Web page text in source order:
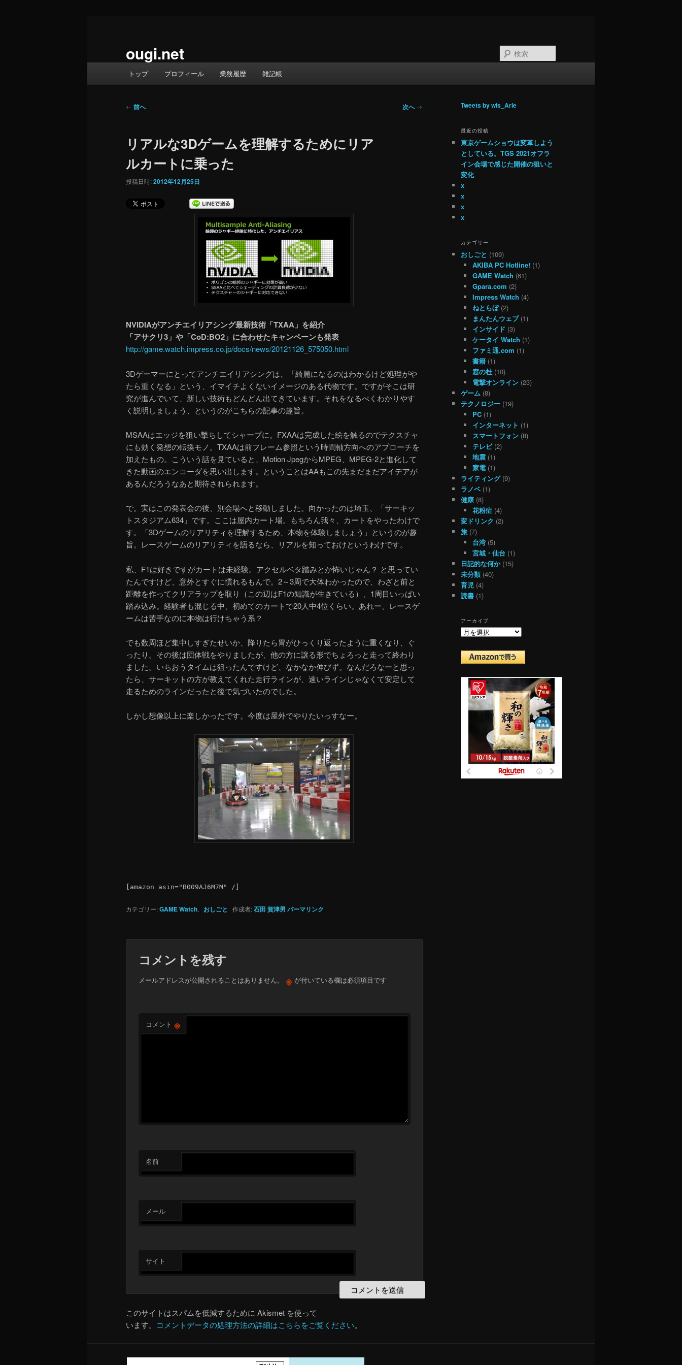
ougi.net
索
トップ プロフィール 業務履歴 雑記帳
投
ビ
ー
シ
ン
← 前へ 次へ→
リアルな3Dゲームを理解するためにリア
ルカートに乗った
投稿日時:2012年12月25日
NVIDIAがアンチエイリアシング最新技術「TXAA」を紹介
「アサクリ3」や「CoD:BO2」に合わせたキャンペーンも発表
http://game.watch.impress.co.jp/docs/news/20121126_575050.html
3Dゲーマーにとってアンチエイリアシングは、「綺麗になるのはわかるけど処理がや
たら重くなる」という、イマイチよくないイメージのある代物です。ですがそこは研
究が進んでいて、新しい技術もどんどん出てきています。それをなるべくわかりやす
く説明しましょう、というのがこちらの記事の趣旨。
MSAAはエッジを狙い撃ちしてシャープに。FXAAは完成した絵を触るのでテクスチャ
にも効く発想の転換モノ。TXAAは前フレーム参照という時間軸方向へのアプローチを
加えたもの。こういう話を見ていると、Motion JpegからMPEG、MPEG-2と進化して
きた動画のエンコーダを思い出します。ということはAAもこの先まだまだアイデアが
あるんだろうなあと期待されられます。
で。実はこの発表会の後、別会場へと移動しました。向かったのは埼玉、「サーキッ
トスタジアム634」です。ここは屋内カート場。もちろん我々、カートをやったわけで
す。「3Dゲームのリアリティを理解するため、本物を体験しましょう」というのが趣
旨。レースゲームのリアリティを語るなら、リアルを知っておけというわけです。
私、F1は好きですがカートは未経験。アクセルベタ踏みとか怖いじゃん？ と思ってい
たんですけど、意外とすぐに慣れるもんで。2～3周で大体わかったので、わざと前と
距離を作ってクリアラップを取り（この辺はF1の知識が生きている）、1周目いっぱい
踏み込み。経験者も混じる中、初めてのカートで20人中4位くらい。あれー、レースゲ
ームは苦手なのに本物は行けちゃう系？
でも数周ほど集中しすぎたせいか、降りたら胃がひっくり返ったように重くなり、ぐ
ったり。その後は団体戦をやりましたが、他の方に譲る形でちょろっと走って終わり
ました。いちおうタイムは狙ったんですけど、なかなか伸びず。なんだろなーと思っ
たら、サーキットの方が教えてくれた走行ラインが、速いラインじゃなくて安定して
走るためのラインだったと後で気づいたのでした。
しかし想像以上に楽しかったです。今度は屋外でやりたいっすなー。
[amazon asin="B009AJ6M7M" /]
カテゴリー:GAME Watch おしごと 作成者:石田 賀津男 パーマリンク
コメントを残す
メールアドレスが公開されることはありません。 ※ が付いている欄は必須項目です
コメント ※
名前
メール
サイト
このサイトはスパムを低減するために Akismet を使って
います。 コメントデータの処理方法の詳細はこちらをご覧ください。
Tweets by wis_Arle
最近の投稿
東京ゲームショウは変革しよう
としている。TGS 2021オフラ
イン会場で感じた開催の狙いと
変化
x
x
x
x
カテゴリー
おしごと (109)
AKIBA PC Hotline!(1)
GAME Watch (61)
Gpara.com (2)
Impress Watch (4)
ねとらぼ(2)
まんたんウェブ(1)
インサイド (3)
ケータイ Watch (1)
ファミ通.com (1)
書籍(1)
窓の杜(10)
電撃オンライン(23)
ゲーム (8)
テクノロジー (19)
PC(1)
インターネット (1)
スマートフォン(8)
テレビ(2)
地震(1)
家電(1)
ライティング(9)
ラノベ (1)
健康 (8)
花粉症(4)
変ドリンク (2)
旅 (7)
台湾(5)
宮城・仙台 (1)
日記的な何か(15)
未分類(40)
育児 (4)
読書 (1)
アーカイブ
ア
カ
イ